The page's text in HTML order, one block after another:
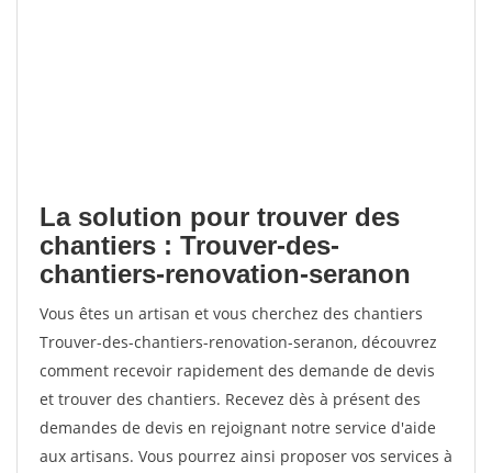
La solution pour trouver des
chantiers : Trouver-des-
chantiers-renovation-seranon
Vous êtes un artisan et vous cherchez des chantiers
Trouver-des-chantiers-renovation-seranon, découvrez
comment recevoir rapidement des demande de devis
et trouver des chantiers. Recevez dès à présent des
demandes de devis en rejoignant notre service d'aide
aux artisans. Vous pourrez ainsi proposer vos services à